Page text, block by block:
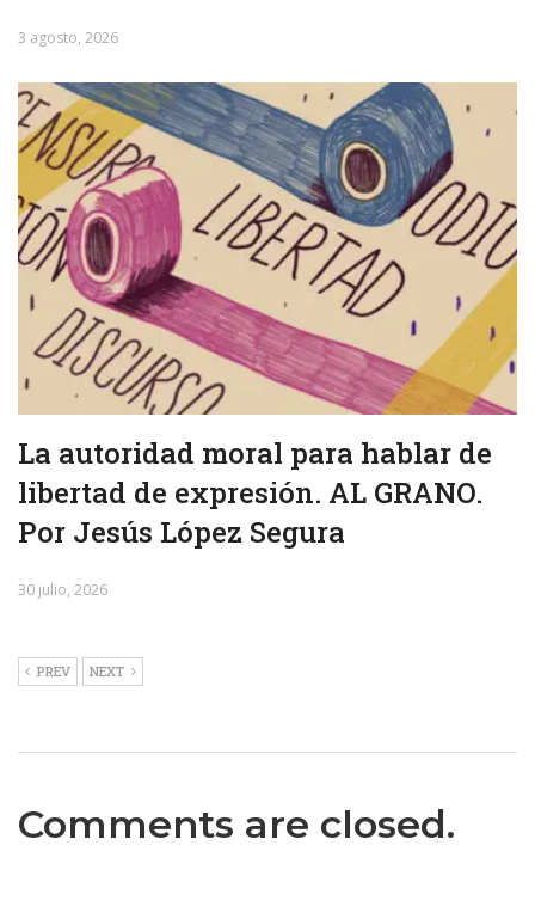
3 agosto, 2026
La autoridad moral para hablar de
libertad de expresión. AL GRANO.
Por Jesús López Segura
30 julio, 2026
PREV NEXT
Comments are closed.